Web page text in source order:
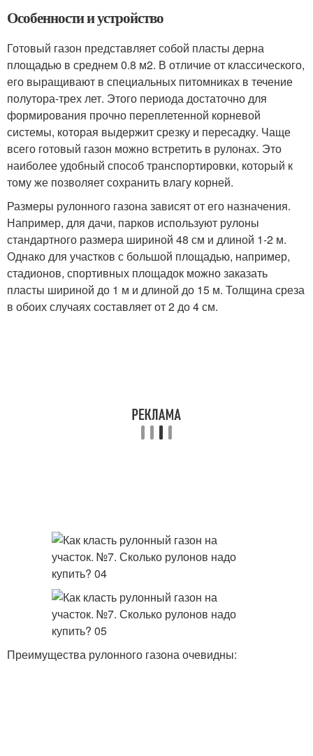
Особенности и устройство
Готовый газон представляет собой пласты дерна
площадью в среднем 0.8 м2. В отличие от классического,
его выращивают в специальных питомниках в течение
полутора-трех лет. Этого периода достаточно для
формирования прочно переплетенной корневой
системы, которая выдержит срезку и пересадку. Чаще
всего готовый газон можно встретить в рулонах. Это
наиболее удобный способ транспортировки, который к
тому же позволяет сохранить влагу корней.
Размеры рулонного газона зависят от его назначения.
Например, для дачи, парков используют рулоны
стандартного размера шириной 48 см и длиной 1-2 м.
Однако для участков с большой площадью, например,
стадионов, спортивных площадок можно заказать
пласты шириной до 1 м и длиной до 15 м. Толщина среза
в обоих случаях составляет от 2 до 4 см.
Преимущества рулонного газона очевидны: